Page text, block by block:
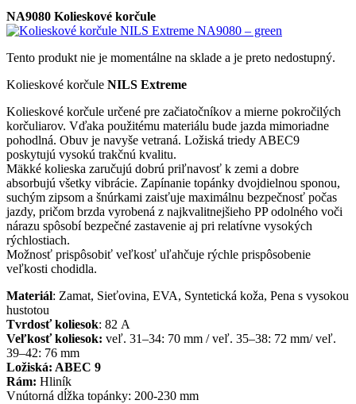
NA9080 Kolieskové korčule
Tento produkt nie je momentálne na sklade a je preto nedostupný.
Kolieskové korčule NILS Extreme
Kolieskové korčule určené pre začiatočníkov a mierne pokročilých
korčuliarov. Vďaka použitému materiálu bude jazda mimoriadne
pohodlná. Obuv je navyše vetraná. Ložiská triedy ABEC9
poskytujú vysokú trakčnú kvalitu.
Mäkké kolieska zaručujú dobrú priľnavosť k zemi a dobre
absorbujú všetky vibrácie. Zapínanie topánky dvojdielnou sponou,
suchým zipsom a šnúrkami zaisťuje maximálnu bezpečnosť počas
jazdy, pričom brzda vyrobená z najkvalitnejšieho PP odolného voči
nárazu spôsobí bezpečné zastavenie aj pri relatívne vysokých
rýchlostiach.
Možnosť prispôsobiť veľkosť uľahčuje rýchle prispôsobenie
veľkosti chodidla.
Materiál: Zamat, Sieťovina, EVA, Syntetická koža, Pena s vysokou
hustotou
Tvrdosť koliesok: 82 A
Veľkosť koliesok: veľ. 31–34: 70 mm / veľ. 35–38: 72 mm/ veľ.
39–42: 76 mm
Ložiská: ABEC 9
Rám: Hliník
Vnútorná dĺžka topánky: 200-230 mm